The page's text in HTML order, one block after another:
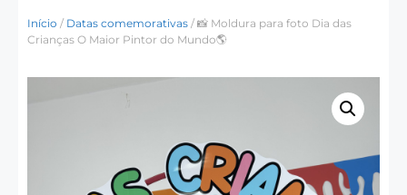
Início / Datas comemorativas / 📸 Moldura para foto Dia das
Crianças O Maior Pintor do Mundo🌎